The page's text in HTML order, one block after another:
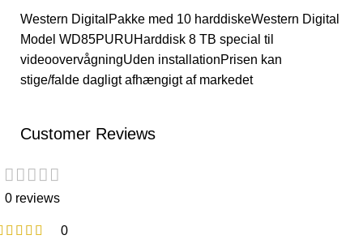
Western DigitalPakke med 10 harddiskeWestern Digital
Model WD85PURUHarddisk 8 TB special til
videoovervågningUden installationPrisen kan
stige/falde dagligt afhængigt af markedet
Customer Reviews
0 reviews
0